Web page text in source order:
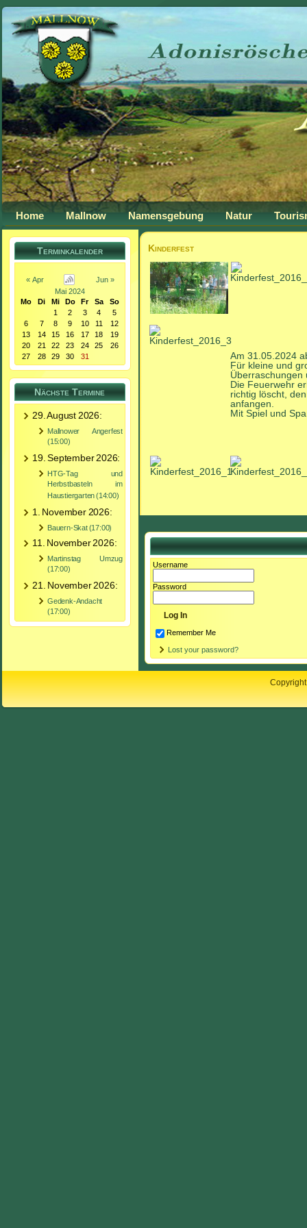
Home Mallnow Namensgebung Natur
Terminkalender
« Apr
Jun »
Mai 2024
Mo
Di Mi Do Fr Sa
So
1
2 3 4
5
6
7 8 9 10 11
12
13
14 15 16 17 18
19
20
21 22 23 24 25
26
27
28 29 30 31
Nächste Termine
29. August 2026:
Mallnower Angerfest
(15:00)
19. September 2026:
HTG-Tag und
Herbstbasteln im
Haustiergarten (14:00)
1. November 2026:
Bauern-Skat (17:00)
11. November 2026:
Martinstag Umzug
(17:00)
21. November 2026:
Gedenk-Andacht
(17:00)
Kinderfest
Am 31.05.2024
Für kleine und
Überraschungen
Die Feuerwehr
richtig löscht,
anfangen.
Mit Spiel und
Username
Password
Remember Me
Lost your password?